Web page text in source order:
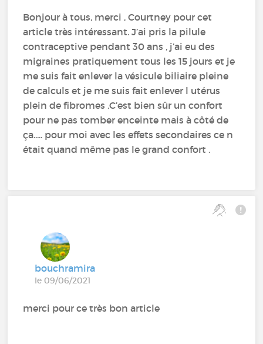
Bonjour à tous, merci , Courtney pour cet
article très intéressant. J’ai pris la pilule
contraceptive pendant 30 ans , j’ai eu des
migraines pratiquement tous les 15 jours et je
me suis fait enlever la vésicule biliaire pleine
de calculs et je me suis fait enlever l utérus
plein de fibromes .C’est bien sûr un confort
pour ne pas tomber enceinte mais à côté de
ça..... pour moi avec les effets secondaires ce n
était quand même pas le grand confort .
bouchramira
le 09/06/2021
merci pour ce très bon article